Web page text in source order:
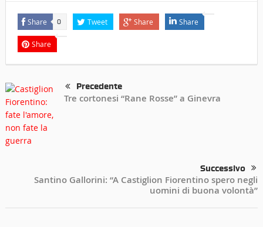
Share 0 Tweet Share Share
Share
Precedente
Tre cortonesi “Rane Rosse” a Ginevra
Successivo
Santino Gallorini: “A Castiglion Fiorentino spero negli
uomini di buona volontà”